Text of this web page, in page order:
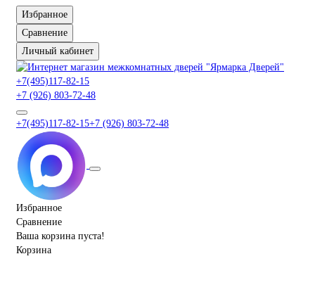
Избранное
Сравнение
Личный кабинет
+7(495)117-82-15
+7 (926) 803-72-48
+7(495)117-82-15+7 (926) 803-72-48
Избранное
Сравнение
Ваша корзина пуста!
Корзина